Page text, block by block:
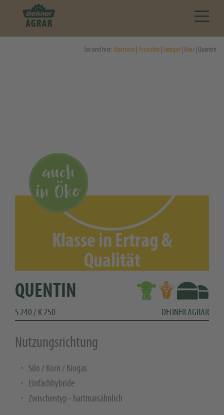
Sie sind hier:Startseite Produkte Saatgut Mais | Quentin
QUENTIN
S 240 / K 250 DEHNER AGRAR
Nutzungsrichtung
Silo / Korn / Biogas
Einfachhybride
Zwischentyp - hartmaisähnlich
Klasse in Ertrag &
Qualität